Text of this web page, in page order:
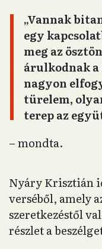
„Vannak
egy
meg az
árulkodnak
nagyon
türelem,
terep az
– mondta.
Nyáry Krisztián
verséből, amely
szeretkezéstől
részlet a